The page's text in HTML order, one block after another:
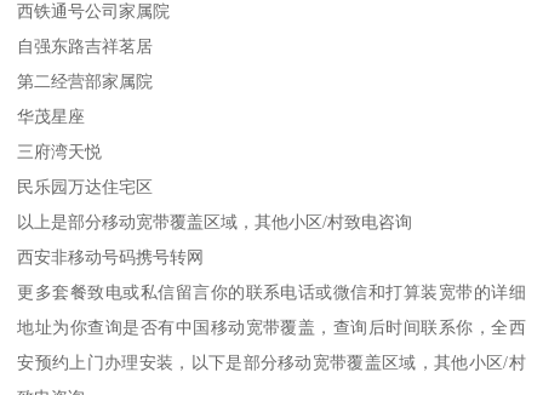
西铁通号公司家属院
自强东路吉祥茗居
第二经营部家属院
华茂星座
三府湾天悦
民乐园万达住宅区
以上是部分移动宽带覆盖区域，其他小区/村致电咨询
西安非移动号码携号转网
更多套餐致电或私信留言你的联系电话或微信和打算装宽带的详细
地址为你查询是否有中国移动宽带覆盖，查询后时间联系你，全西
安预约上门办理安装，以下是部分移动宽带覆盖区域，其他小区/村